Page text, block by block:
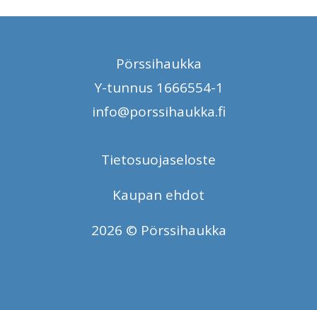
Pörssihaukka
Y-tunnus 1666554-1
info@porssihaukka.fi
Tietosuojaseloste
Kaupan ehdot
2026 © Pörssihaukka